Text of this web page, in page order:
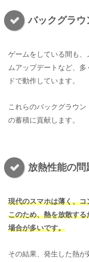
バックグラウ
ゲームをしている間も
ムアップデートなど、
ドで動作しています。
これらのバックグラウ
の蓄積に貢献します。
放熱性能の問
現代のスマホは薄く、
このため、熱を放散す
場合が多いです。
その結果、発生した熱